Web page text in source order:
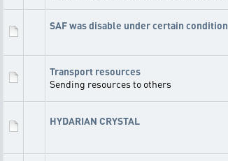
SAF was disable under certain condition
Transport resources
Sending resources to others
HYDARIAN CRYSTAL